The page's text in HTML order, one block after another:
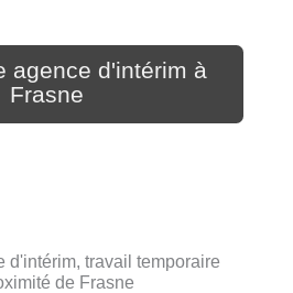
agence d'intérim à
Frasne
d'intérim, travail temporaire
de Frasne